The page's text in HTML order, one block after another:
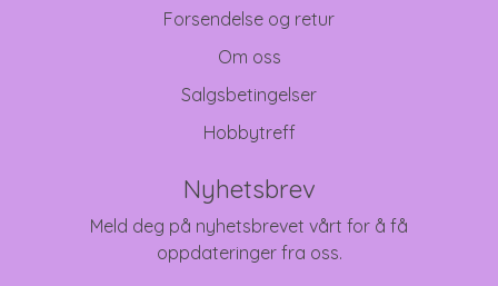
Forsendelse og retur
Om oss
Salgsbetingelser
Hobbytreff
Nyhetsbrev
Meld deg på nyhetsbrevet vårt for å få
oppdateringer fra oss.